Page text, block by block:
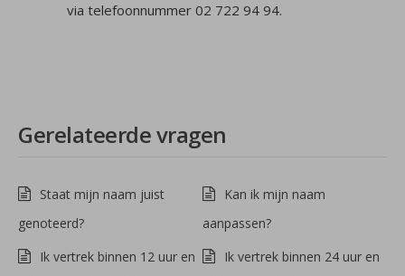
via telefoonnummer 02 722 94 94.
Gerelateerde vragen
Staat mijn naam juist
genoteerd?
Kan ik mijn naam
aanpassen?
Ik vertrek binnen 12 uur en
Ik vertrek binnen 24 uur en